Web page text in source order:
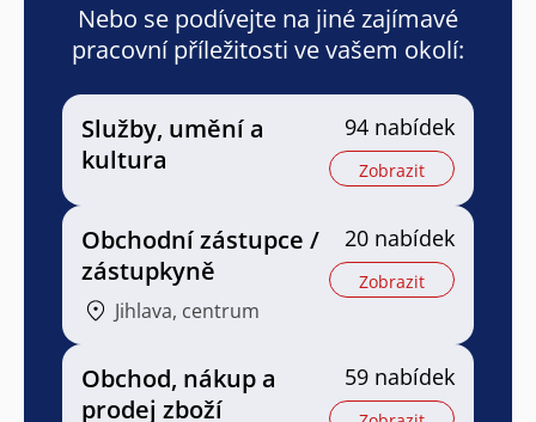
Nebo se podívejte na jiné zajímavé
pracovní příležitosti ve vašem okolí:
Služby, umění a
kultura
94 nabídek
Zobrazit
Obchodní zástupce /
zástupkyně
Jihlava, centrum
20 nabídek
Zobrazit
Obchod, nákup a
prodej zboží
59 nabídek